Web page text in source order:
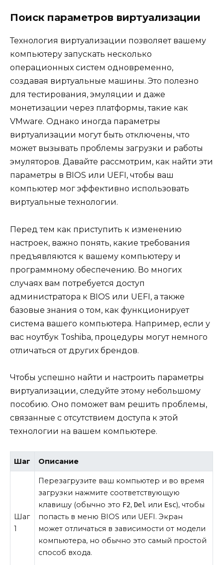
Поиск параметров виртуализации
Технология виртуализации позволяет вашему
компьютеру запускать несколько
операционных систем одновременно,
создавая виртуальные машины. Это полезно
для тестирования, эмуляции и даже
монетизации через платформы, такие как
VMware. Однако иногда параметры
виртуализации могут быть отключены, что
может вызывать проблемы загрузки и работы
эмуляторов. Давайте рассмотрим, как найти эти
параметры в BIOS или UEFI, чтобы ваш
компьютер мог эффективно использовать
виртуальные технологии.
Перед тем как приступить к изменению
настроек, важно понять, какие требования
предъявляются к вашему компьютеру и
программному обеспечению. Во многих
случаях вам потребуется доступ
администратора к BIOS или UEFI, а также
базовые знания о том, как функционирует
система вашего компьютера. Например, если у
вас ноутбук Toshiba, процедуры могут немного
отличаться от других брендов.
Чтобы успешно найти и настроить параметры
виртуализации, следуйте этому небольшому
пособию. Оно поможет вам решить проблемы,
связанные с отсутствием доступа к этой
технологии на вашем компьютере.
Шаг Описание
Шаг
1
Перезагрузите ваш компьютер и во время
загрузки нажмите соответствующую
клавишу (обычно это F2, Del или Esc), чтобы
попасть в меню BIOS или UEFI. Экран
может отличаться в зависимости от модели
компьютера, но обычно это самый простой
способ входа.